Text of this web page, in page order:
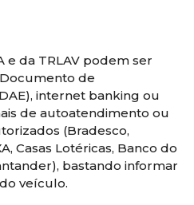
e da TRLAV podem ser
Documento de
internet banking ou
de autoatendimento ou
(Bradesco,
Casas Lotéricas, Banco do
bastando informar
veículo.